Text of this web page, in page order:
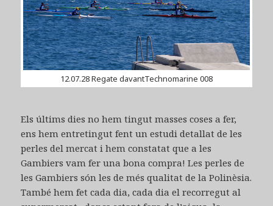
12.07.28 Regate davantTechnomarine 008
Els últims dies no hem tingut masses coses a fer,
ens hem entretingut fent un estudi detallat de les
perles del mercat i hem constatat que a les
Gambiers vam fer una bona compra! Les perles de
les Gambiers són les de més qualitat de la Polinèsia.
També hem fet cada dia, cada dia el recorregut al